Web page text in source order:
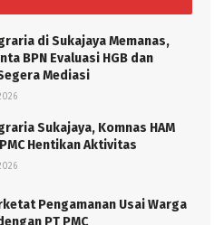
di Sukajaya Memanas,
BPN Evaluasi HGB dan
Mediasi
Sukajaya, Komnas HAM
Hentikan Aktivitas
Pengamanan Usai Warga
PT PMC